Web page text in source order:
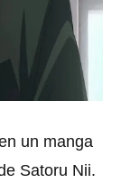
un manga
Satoru Nii.